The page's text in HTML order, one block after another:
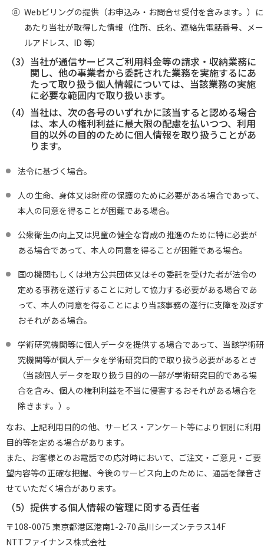
⑧ Webビリングの提供（お申込み・お問合せ受付を含みます。）に
あたり当社が取得した情報（住所、氏名、連絡先電話番号、メー
ルアドレス、ID 等）
（3） 当社が通信サービスご利用料金等の請求・収納業務に
関し、他の事業者から委託された業務を実施するにあ
たって取り扱う個人情報については、当該業務の実施
に必要な範囲内で取り扱います。
（4） 当社は、次の各号のいずれかに該当すると認める場合
は、本人の権利利益に最大限の配慮を払いつつ、利用
目的以外の目的のために個人情報を取り扱うことがあ
ります。
法令に基づく場合。
人の生命、身体又は財産の保護のために必要がある場合であって、
本人の同意を得ることが困難である場合。
公衆衛生の向上又は児童の健全な育成の推進のために特に必要が
ある場合であって、本人の同意を得ることが困難である場合。
国の機関もしくは地方公共団体又はその委託を受けた者が法令の
定める事務を遂行することに対して協力する必要がある場合であ
って、本人の同意を得ることにより当該事務の遂行に支障を及ぼす
おそれがある場合。
学術研究機関等に個人データを提供する場合であって、当該学術研
究機関等が個人データを学術研究目的で取り扱う必要があるとき
（当該個人データを取り扱う目的の一部が学術研究目的である場
合を含み、個人の権利利益を不当に侵害するおそれがある場合を
除きます。）。
なお、上記利用目的の他、サービス・アンケート等により個別に利用
目的等を定める場合があります。
また、お客様とのお電話での応対時において、ご注文・ご意見・ご要
望内容等の正確な把握、今後のサービス向上のために、通話を録音さ
せていただく場合があります。
（5） 提供する個人情報の管理に関する責任者
〒108-0075 東京都港区港南1-2-70 品川シーズンテラス14F
NTTファイナンス株式会社